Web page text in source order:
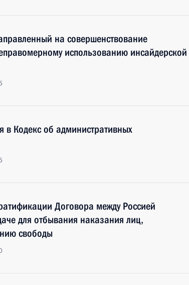
на совершенствование
использованию инсайдерской
в Кодекс об административных
Договора между Россией
для отбывания наказания лиц,
свободы